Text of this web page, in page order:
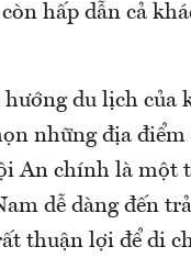
hấp dẫn cả
du lịch của
những địa điểm
An chính là một
dễ dàng đến
thuận lợi để di